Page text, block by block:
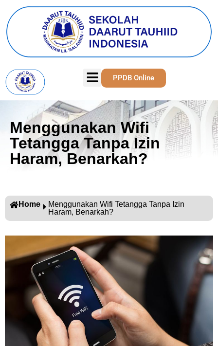
PPDB Online
Menggunakan Wifi
Tetangga Tanpa Izin
Haram, Benarkah?
Home
Menggunakan Wifi Tetangga Tanpa Izin
Haram, Benarkah?